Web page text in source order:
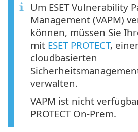
Um ESET Vulnerability
Management (VAPM)
können, müssen Sie
mit ESET PROTECT,
cloudbasierten
verwalten.
VAPM ist nicht
PROTECT On-Prem.